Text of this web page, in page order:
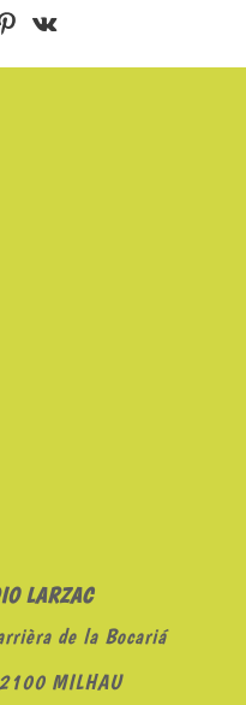
LARZAC
de la Bocariá
MILHAU